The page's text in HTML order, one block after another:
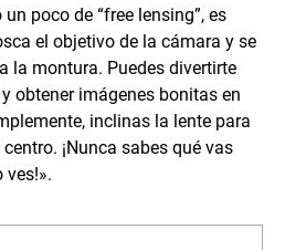
poco de “free lensing”, es
el objetivo de la cámara y se
la montura. Puedes divertirte
obtener imágenes bonitas en
inclinas la lente para
¡Nunca sabes qué vas
ves!».